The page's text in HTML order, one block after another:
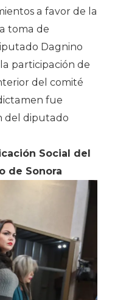
a favor de la
toma de
Dagnino
participación de
del comité
fue
del diputado
Social del
de Sonora